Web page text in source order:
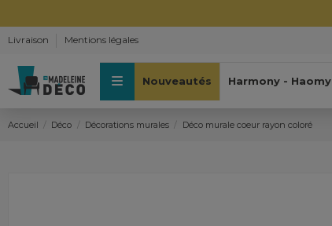
Livraison Mentions légales
Nouveautés Harmony - Haomy
Accueil Déco Décorations murales Déco murale coeur rayon coloré